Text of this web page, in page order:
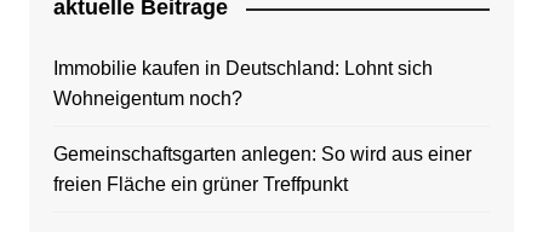
aktuelle Beitrage
Immobilie kaufen in Deutschland: Lohnt sich
Wohneigentum noch?
Gemeinschaftsgarten anlegen: So wird aus einer
freien Fläche ein grüner Treffpunkt